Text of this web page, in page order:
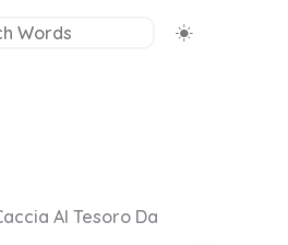
Al Tesoro Da